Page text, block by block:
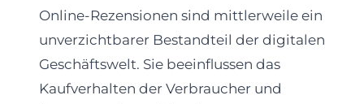
Online-Rezensionen sind mittlerweile ein
unverzichtbarer Bestandteil der digitalen
Geschäftswelt. Sie beeinflussen das
Kaufverhalten der Verbraucher und